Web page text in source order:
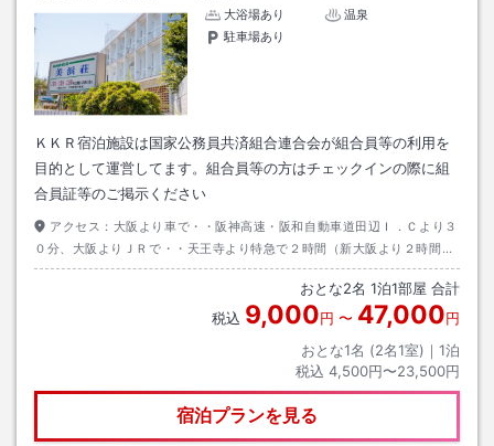
大浴場あり
温泉
駐車場あり
ＫＫＲ宿泊施設は国家公務員共済組合連合会が組合員等の利用を
目的として運営してます。組合員等の方はチェックインの際に組
合員証等のご掲示ください
アクセス： 大阪より車で・・阪神高速・阪和自動車道田辺Ｉ．Ｃより３
０分、大阪よりＪＲで・・天王寺より特急で２時間（新大阪より２時間１
５分）、東京羽田より・・ＪＡＬで南紀白浜空港まで６０分（空港より車
おとな2名 1泊1部屋 合計
税込 9,000円 〜 47,000円
おとな1名 (2名1室)｜ 1泊
税込 4,500円〜23,500円
宿泊プランを見る